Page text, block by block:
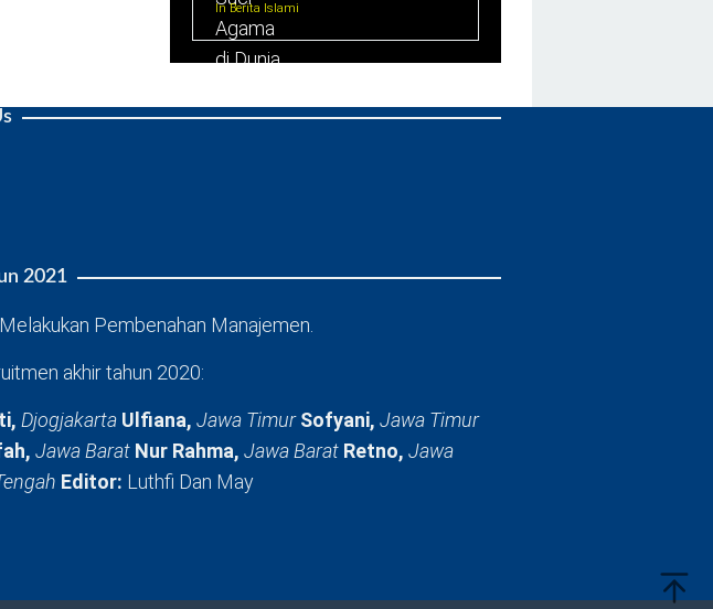
In Berita Islami
2021
Pembenahan Manajemen.
akhir tahun 2020:
Djogjakarta Ulfiana, Jawa TimurSofyani, Jawa Timur
Jawa Barat Nur Rahma, Jawa Barat Retno, Jawa
Editor: Luthfi Dan May